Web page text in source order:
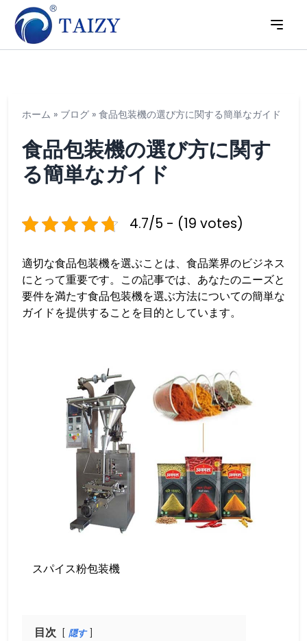
ホーム » ブログ » 食品包装機の選び方に関する簡単なガイド
食品包装機の選び方に関す
る簡単なガイド
4.7/5 - (19 votes)
適切な食品包装機を選ぶことは、食品業界のビジネス
にとって重要です。この記事では、あなたのニーズと
要件を満たす食品包装機を選ぶ方法についての簡単な
ガイドを提供することを目的としています。
スパイス粉包装機
目次 隠す